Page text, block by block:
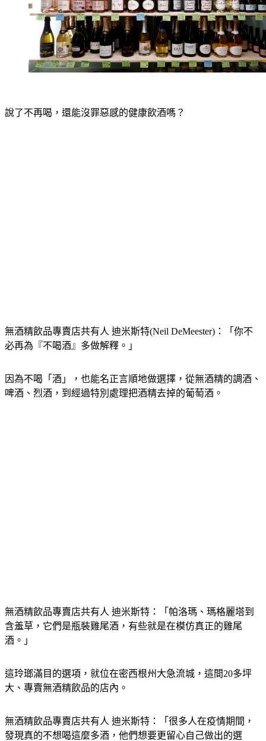
必再為『不喝酒』多做解釋。」
啤酒、烈酒，到經過特別處理把酒精去掉的葡萄酒。
含羞草，它們是瓶裝雞尾酒，有些就是在模仿真正的雞尾
酒。」
大、專賣無酒精飲品的店內。
發現真的不想喝這麼多酒，他們想要更留心自己做出的選
擇。」